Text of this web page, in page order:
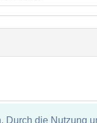
die Nutzung